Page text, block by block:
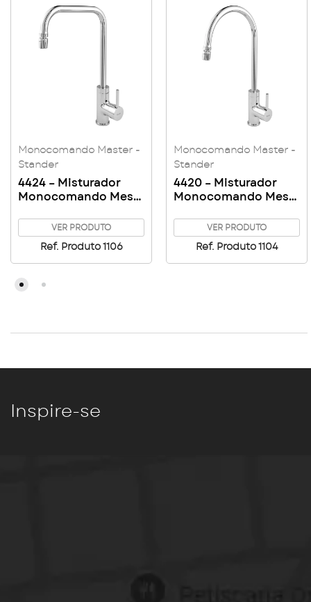
Monocomando Master -
Stander
4424 – Misturador
Monocomando Mesa
VER PRODUTO
Ref. Produto 1106
Monocomando Master -
Stander
4420 – Misturador
Monocomando Mesa
VER PRODUTO
Ref. Produto 1104
Inspire-se